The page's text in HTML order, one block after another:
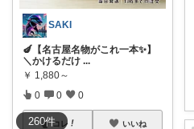
260件
SAKI
🍆【名古屋名物がこれ一本✨】
＼かけるだけ ...
￥ 1,880～
0 0 0
コレ いいね